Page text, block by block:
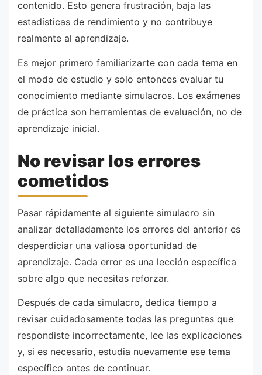
contenido. Esto genera frustración, baja las
estadísticas de rendimiento y no contribuye
realmente al aprendizaje.
Es mejor primero familiarizarte con cada tema en
el modo de estudio y solo entonces evaluar tu
conocimiento mediante simulacros. Los exámenes
de práctica son herramientas de evaluación, no de
aprendizaje inicial.
No revisar los errores
cometidos
Pasar rápidamente al siguiente simulacro sin
analizar detalladamente los errores del anterior es
desperdiciar una valiosa oportunidad de
aprendizaje. Cada error es una lección específica
sobre algo que necesitas reforzar.
Después de cada simulacro, dedica tiempo a
revisar cuidadosamente todas las preguntas que
respondiste incorrectamente, lee las explicaciones
y, si es necesario, estudia nuevamente ese tema
específico antes de continuar.